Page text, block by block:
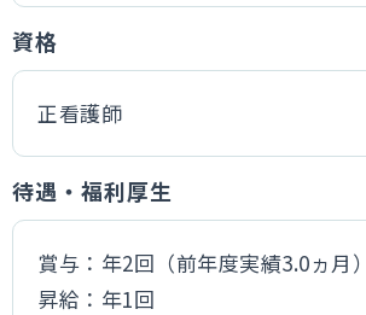
資格
正看護師
待遇・福利厚生
賞与：年2回（前年度実績3.0ヵ月）
昇給：年1回